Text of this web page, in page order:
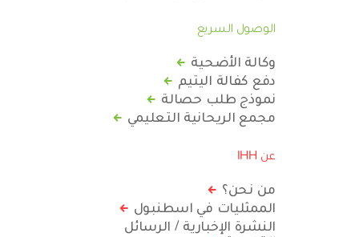
الوصول السريع
وكالة الأضحية
دفع كفالة اليتيم
نموذج طلب حصالة
مجمع الريحانية التعليمي
عن IHH
من نحن؟
الممثليات في اسطنبول
النشرة الإخبارية / الرسائل